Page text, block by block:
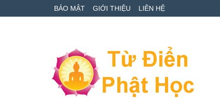
to
to
qua
BẢO MẬT GIỚI THIỆU LIÊN HỆ